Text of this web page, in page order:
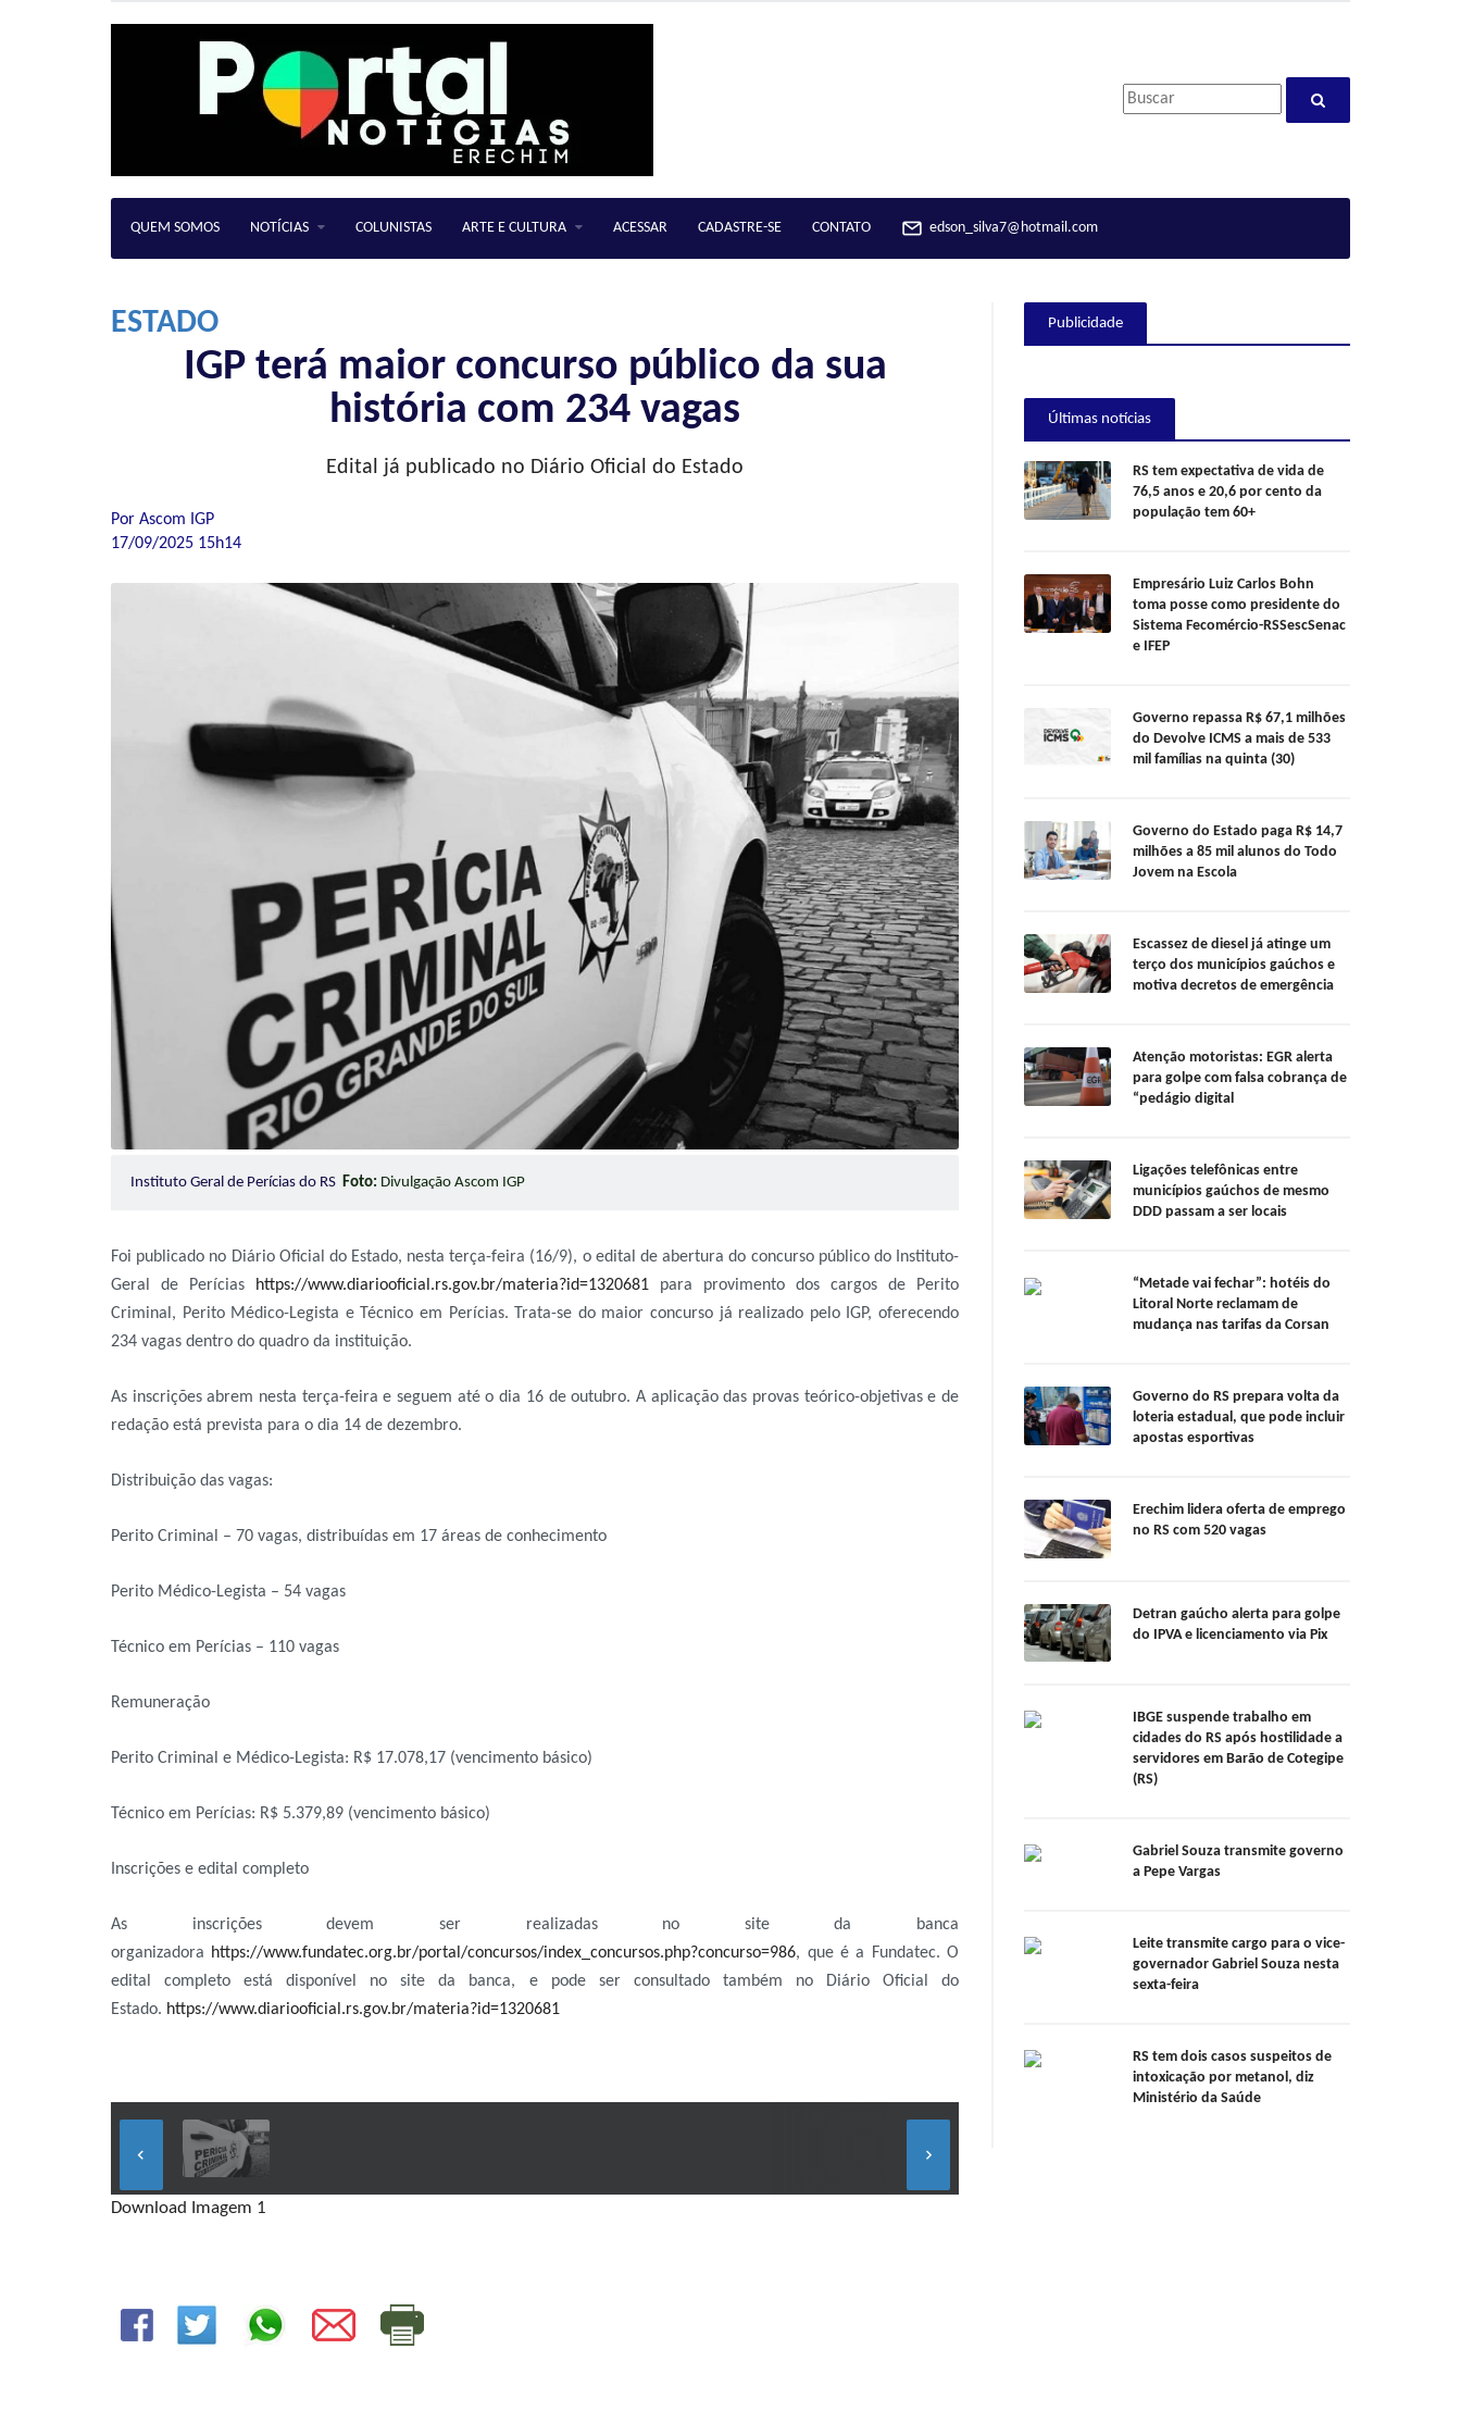
QUEM SOMOS NOTÍCIAS COLUNISTAS ARTE E CULTURA ACESSAR CADASTRE-SE CONTATO edson_silva7@hotmail.com
ESTADO
IGP terá maior concurso público da sua
história com 234 vagas
Edital já publicado no Diário Oficial do Estado
Por Ascom IGP
17/09/2025 15h14
Instituto Geral de Perícias do RS Foto: Divulgação Ascom IGP
Foi publicado no Diário Oficial do Estado, nesta terça-feira (16/9), o edital de abertura do concurso público do Instituto-
Geral de Perícias
https://www.diariooficial.rs.gov.br/materia?id=1320681 para provimento dos cargos de Perito
Criminal, Perito Médico-Legista e Técnico em Perícias. Trata-se do maior concurso já realizado pelo IGP, oferecendo
234 vagas dentro do quadro da instituição.
As inscrições abrem nesta terça-feira e seguem até o dia 16 de outubro. A aplicação das provas teórico-objetivas e de
redação está prevista para o dia 14 de dezembro.
Distribuição das vagas:
Perito Criminal – 70 vagas, distribuídas em 17 áreas de conhecimento
Perito Médico-Legista – 54 vagas
Técnico em Perícias – 110 vagas
Remuneração
Perito Criminal e Médico-Legista: R$ 17.078,17 (vencimento básico)
Técnico em Perícias: R$ 5.379,89 (vencimento básico)
Inscrições e edital completo
As inscrições devem ser realizadas no site da banca
organizadora https://www.fundatec.org.br/portal/concursos/index_concursos.php?concurso=986, que é a Fundatec. O
edital completo está disponível no site da banca, e pode ser consultado também no Diário Oficial do
Estado. https://www.diariooficial.rs.gov.br/materia?id=1320681
keyboard_arrow_left keyboard_arrow_right
Download Imagem 1
Publicidade
Últimas notícias
RS tem expectativa de vida de
76,5 anos e 20,6 por cento da
população tem 60+
Empresário Luiz Carlos Bohn
toma posse como presidente do
Sistema Fecomércio-RSSescSenac
e IFEP
Governo repassa R$ 67,1 milhões
do Devolve ICMS a mais de 533
mil famílias na quinta (30)
Governo do Estado paga R$ 14,7
milhões a 85 mil alunos do Todo
Jovem na Escola
Escassez de diesel já atinge um
terço dos municípios gaúchos e
motiva decretos de emergência
Atenção motoristas: EGR alerta
para golpe com falsa cobrança de
“pedágio digital
Ligações telefônicas entre
municípios gaúchos de mesmo
DDD passam a ser locais
“Metade vai fechar”: hotéis do
Litoral Norte reclamam de
mudança nas tarifas da Corsan
Governo do RS prepara volta da
loteria estadual, que pode incluir
apostas esportivas
Erechim lidera oferta de emprego
no RS com 520 vagas
Detran gaúcho alerta para golpe
do IPVA e licenciamento via Pix
IBGE suspende trabalho em
cidades do RS após hostilidade a
servidores em Barão de Cotegipe
(RS)
Gabriel Souza transmite governo
a Pepe Vargas
Leite transmite cargo para o vice-
governador Gabriel Souza nesta
sexta-feira
RS tem dois casos suspeitos de
intoxicação por metanol, diz
Ministério da Saúde